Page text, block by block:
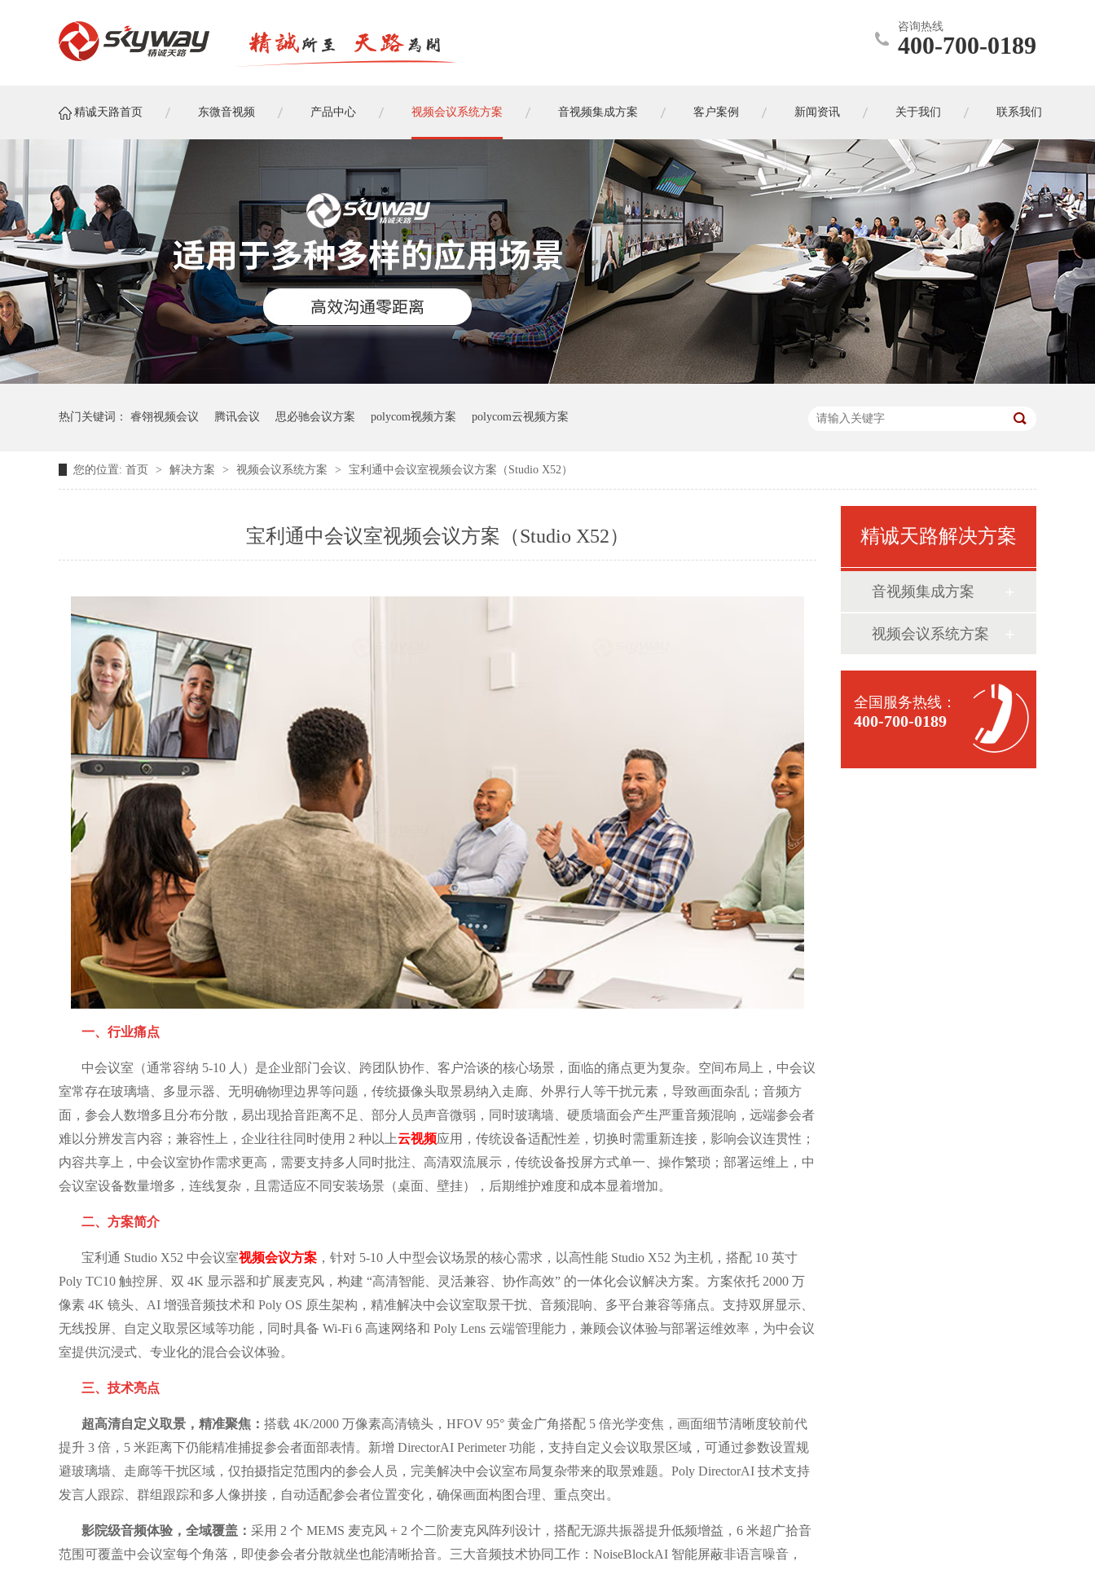
咨询热线
400-700-0189
精诚天路首页 东微音视频 产品中心 视频会议系统方案 音视频集成方案 客户案例 新闻资讯 关于我们 联系我们
热门关键词： 睿翎视频会议 腾讯会议 思必驰会议方案 polycom视频方案 polycom云视频方案
您的位置: 首页 > 解决方案 > 视频会议系统方案 > 宝利通中会议室视频会议方案（Studio X52）
宝利通中会议室视频会议方案（Studio X52）
一、行业痛点
中会议室（通常容纳 5-10 人）是企业部门会议、跨团队协作、客户洽谈的核心场景，面临的痛点更为复杂。空间布局上，中会议
室常存在玻璃墙、多显示器、无明确物理边界等问题，传统摄像头取景易纳入走廊、外界行人等干扰元素，导致画面杂乱；音频方
面，参会人数增多且分布分散，易出现拾音距离不足、部分人员声音微弱，同时玻璃墙、硬质墙面会产生严重音频混响，远端参会者
难以分辨发言内容；兼容性上，企业往往同时使用 2 种以上云视频应用，传统设备适配性差，切换时需重新连接，影响会议连贯性；
内容共享上，中会议室协作需求更高，需要支持多人同时批注、高清双流展示，传统设备投屏方式单一、操作繁琐；部署运维上，中
会议室设备数量增多，连线复杂，且需适应不同安装场景（桌面、壁挂），后期维护难度和成本显着增加。
二、方案简介
宝利通 Studio X52 中会议室视频会议方案 ，针对 5-10 人中型会议场景的核心需求，以高性能 Studio X52 为主机，搭配 10 英寸
Poly TC10 触控屏、双 4K 显示器和扩展麦克风，构建 “高清智能、灵活兼容、协作高效” 的一体化会议解决方案。方案依托 2000 万
像素 4K 镜头、AI 增强音频技术和 Poly OS 原生架构，精准解决中会议室取景干扰、音频混响、多平台兼容等痛点。支持双屏显示、
无线投屏、自定义取景区域等功能，同时具备 Wi-Fi 6 高速网络和 Poly Lens 云端管理能力，兼顾会议体验与部署运维效率，为中会议
室提供沉浸式、专业化的混合会议体验。
三、技术亮点
超高清自定义取景，精准聚焦： 搭载 4K/2000 万像素高清镜头，HFOV 95° 黄金广角搭配 5 倍光学变焦，画面细节清晰度较前代
提升 3 倍，5 米距离下仍能精准捕捉参会者面部表情。新增 DirectorAI Perimeter 功能，支持自定义会议取景区域，可通过参数设置规
避玻璃墙、走廊等干扰区域，仅拍摄指定范围内的参会人员，完美解决中会议室布局复杂带来的取景难题。Poly DirectorAI 技术支持
发言人跟踪、群组跟踪和多人像拼接，自动适配参会者位置变化，确保画面构图合理、重点突出。
影院级音频体验，全域覆盖： 采用 2 个 MEMS 麦克风 + 2 个二阶麦克风阵列设计，搭配无源共振器提升低频增益，6 米超广拾音
范围可覆盖中会议室每个角落，即使参会者分散就坐也能清晰拾音。三大音频技术协同工作：NoiseBlockAI 智能屏蔽非语言噪音，
精诚天路解决方案
音视频集成方案
视频会议系统方案
全国服务热线：
400-700-0189